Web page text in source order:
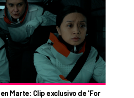
Marte: Clip exclusivo de 'For